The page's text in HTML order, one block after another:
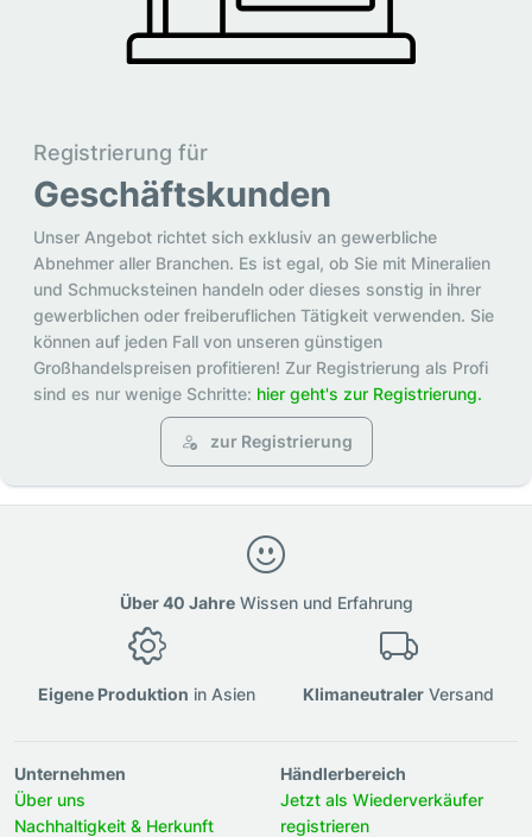
Registrierung für
Geschäftskunden
Unser Angebot richtet sich exklusiv an gewerbliche
Abnehmer aller Branchen. Es ist egal, ob Sie mit Mineralien
und Schmucksteinen handeln oder dieses sonstig in ihrer
gewerblichen oder freiberuflichen Tätigkeit verwenden. Sie
können auf jeden Fall von unseren günstigen
Großhandelspreisen profitieren! Zur Registrierung als Profi
sind es nur wenige Schritte: hier geht's zur Registrierung.
zur Registrierung
Über 40 JahreWissen und Erfahrung
Eigene Produktion in Asien Klimaneutraler Versand
Unternehmen
Über uns
Nachhaltigkeit & Herkunft
Händlerbereich
Jetzt als Wiederverkäufer
registrieren